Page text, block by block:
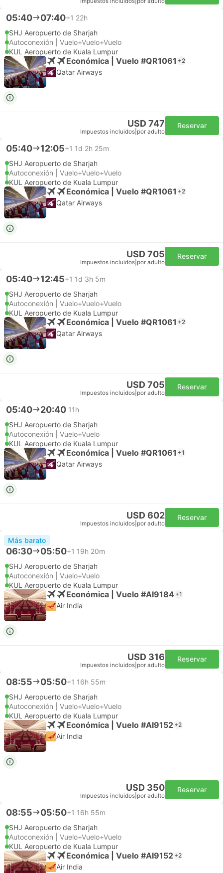
05:40 07:40+1 22h
SHJ Aeropuerto de Sharjah
Autoconexión | Vuelo+Vuelo+Vuelo
KUL Aeropuerto de Kuala Lumpur
Económica | Vuelo #QR1061 +2
Qatar Airways
USD 747
Impuestos incluidos por adulto
Reservar
05:40 12:05+1 1d 2h 25m
SHJ Aeropuerto de Sharjah
Autoconexión | Vuelo+Vuelo+Vuelo
KUL Aeropuerto de Kuala Lumpur
Económica | Vuelo #QR1061 +2
Qatar Airways
USD 705
Impuestos incluidos por adulto
Reservar
05:40 12:45+1 1d 3h 5m
SHJ Aeropuerto de Sharjah
Autoconexión | Vuelo+Vuelo+Vuelo
KUL Aeropuerto de Kuala Lumpur
Económica | Vuelo #QR1061 +2
Qatar Airways
USD 705
Impuestos incluidos por adulto
Reservar
05:40 20:40 11h
SHJ Aeropuerto de Sharjah
Autoconexión | Vuelo+Vuelo
KUL Aeropuerto de Kuala Lumpur
Económica | Vuelo #QR1061 +1
Qatar Airways
USD 602
Impuestos incluidos por adulto
Reservar
Más barato
06:30 05:50+1 19h 20m
SHJ Aeropuerto de Sharjah
Autoconexión | Vuelo+Vuelo
KUL Aeropuerto de Kuala Lumpur
Económica | Vuelo #AI9184 +1
Air India
USD 316
Impuestos incluidos por adulto
Reservar
08:55 05:50+1 16h 55m
SHJ Aeropuerto de Sharjah
Autoconexión | Vuelo+Vuelo+Vuelo
KUL Aeropuerto de Kuala Lumpur
Económica | Vuelo #AI9152 +2
Air India
USD 350
Impuestos incluidos por adulto
Reservar
08:55 05:50+1 16h 55m
SHJ Aeropuerto de Sharjah
Autoconexión | Vuelo+Vuelo+Vuelo
KUL Aeropuerto de Kuala Lumpur
Económica | Vuelo #AI9152 +2
Air India